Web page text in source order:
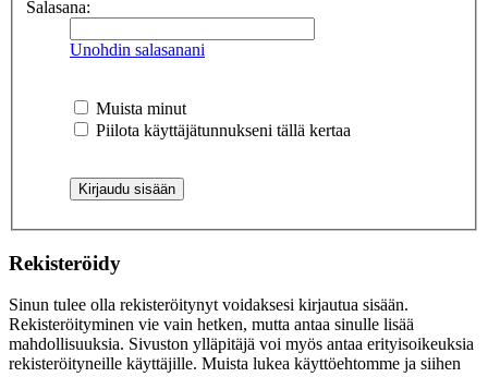
Salasana:
Unohdin salasanani
Muista minut
Piilota käyttäjätunnukseni tällä kertaa
Rekisteröidy
Sinun tulee olla rekisteröitynyt voidaksesi kirjautua sisään.
Rekisteröityminen vie vain hetken, mutta antaa sinulle lisää
mahdollisuuksia. Sivuston ylläpitäjä voi myös antaa erityisoikeuksia
rekisteröityneille käyttäjille. Muista lukea käyttöehtomme ja siihen